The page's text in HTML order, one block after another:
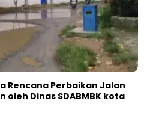
Rencana Perbaikan Jalan
oleh Dinas SDABMBK kota